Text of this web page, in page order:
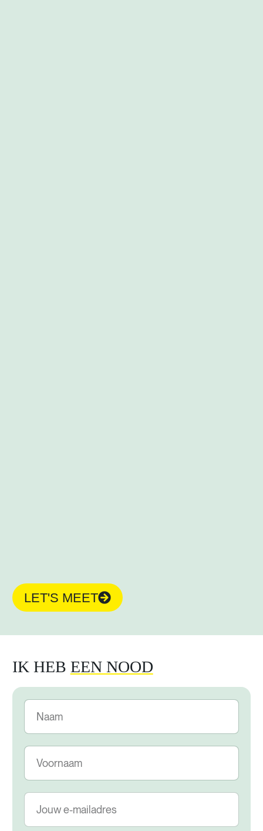
LET'S MEET
IK HEB EEN NOOD